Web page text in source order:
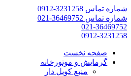
شماره تماس 3231258-0912
شماره تماس 36469752-021
021-36469752
0912-3231258
صفحه نخست
گرمایش و موتورخانه
منبع کویل دار